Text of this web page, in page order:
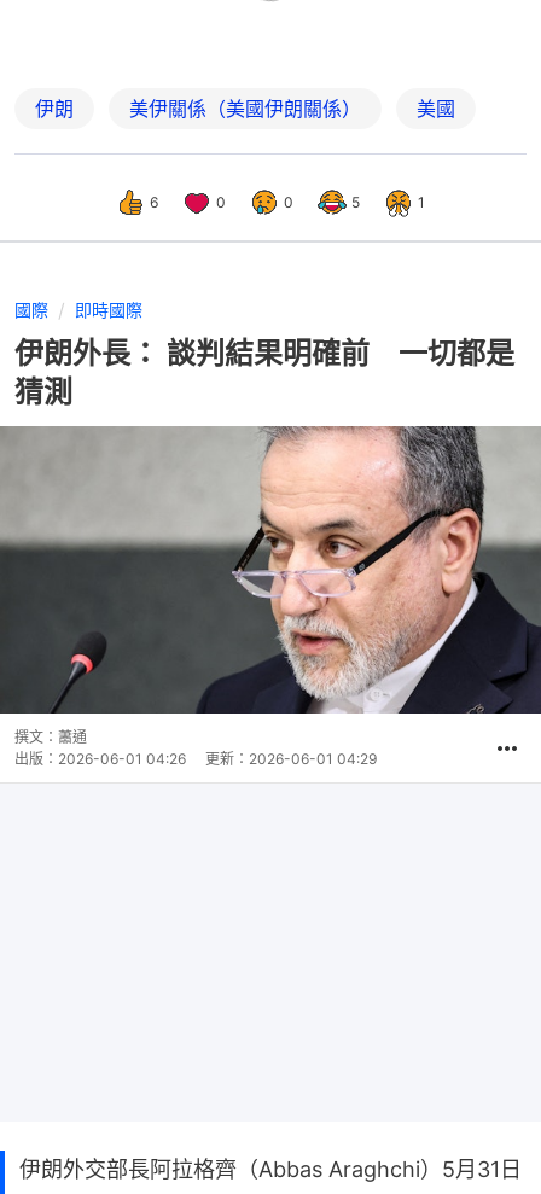
伊朗 美伊關係（美國伊朗關係） 美國
6 0 0 5 1
國際 即時國際
伊朗外長： 談判結果明確前 一切都是
猜測
撰文： 蕭通
出版： 2026-06-01 04:26 更新： 2026-06-01 04:29
伊朗外交部長阿拉格齊（Abbas Araghchi）5月31日